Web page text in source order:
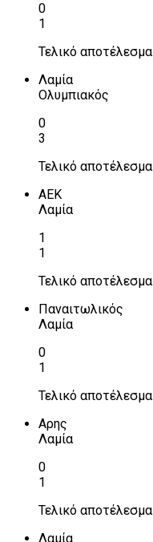
0
1
Τελικό αποτέλεσμα
Λαμία
Ολυμπιακός
0
3
Τελικό αποτέλεσμα
ΑΕΚ
Λαμία
1
1
Τελικό αποτέλεσμα
Παναιτωλικός
Λαμία
0
1
Τελικό αποτέλεσμα
Αρης
Λαμία
0
1
Τελικό αποτέλεσμα
Λαμία